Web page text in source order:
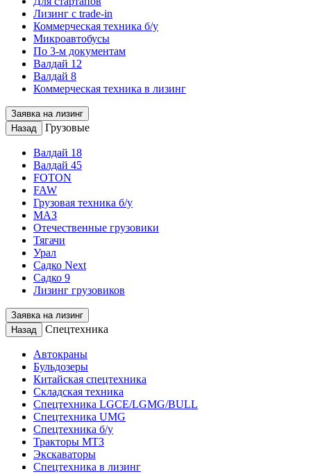
Лизинг с trade-in
Коммерческая техника б/у
Микроавтобусы
По 3-м документам
Валдай 12
Валдай 8
Коммерческая техника в лизинг
Заявка на лизинг
Назад
Грузовые
Валдай 18
Валдай 45
FOTON
FAW
Грузовая техника б/у
МАЗ
Отечественные грузовики
Тягачи
Урал
Садко Next
Садко 9
Лизинг грузовиков
Заявка на лизинг
Назад
Спецтехника
Автокраны
Бульдозеры
Китайская спецтехника
Складская техника
Спецтехника LGCE/LGMG/BULL
Спецтехника UMG
Спецтехника б/у
Тракторы МТЗ
Экскаваторы
Спецтехника в лизинг